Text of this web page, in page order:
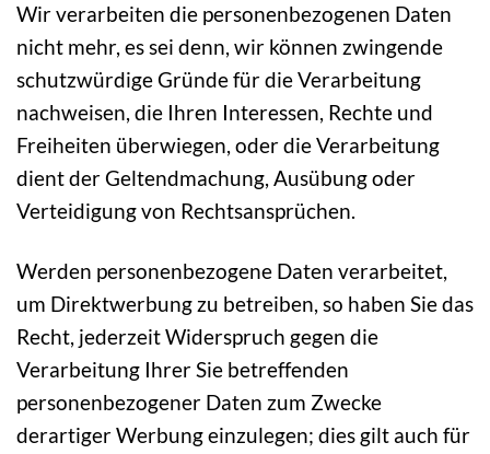
Wir verarbeiten die personenbezogenen Daten
nicht mehr, es sei denn, wir können zwingende
schutzwürdige Gründe für die Verarbeitung
nachweisen, die Ihren Interessen, Rechte und
Freiheiten überwiegen, oder die Verarbeitung
dient der Geltendmachung, Ausübung oder
Verteidigung von Rechtsansprüchen.
Werden personenbezogene Daten verarbeitet,
um Direktwerbung zu betreiben, so haben Sie das
Recht, jederzeit Widerspruch gegen die
Verarbeitung Ihrer Sie betreffenden
personenbezogener Daten zum Zwecke
derartiger Werbung einzulegen; dies gilt auch für